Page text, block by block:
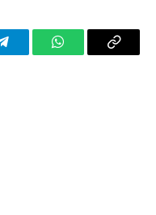
TelegramWhatsAppCopy